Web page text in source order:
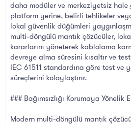
daha modüler ve merkeziyetsiz
platform yerine, belirli tehlikeler
lokal güvenlik düğümleri
multi-döngülü mantık çözücüler,
kararlarını yöneterek kablolama
devreye alma süresini kısaltır ve
IEC 61511 standardına göre test ve
süreçlerini kolaylaştırır.
### Bağımsızlığı Korumaya Yönelik
Modern multi-döngülü mantık